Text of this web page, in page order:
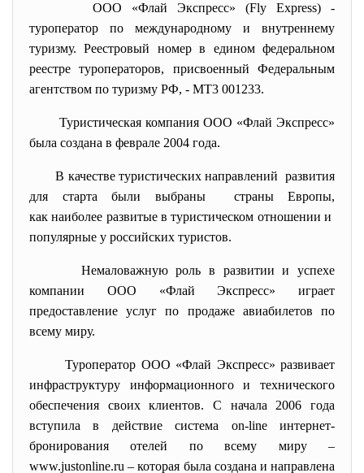
ООО «Флай Экспресс» (Fly Express) -
туроператор по международному и внутреннему
туризму. Реестровый номер в едином федеральном
реестре туроператоров, присвоенный Федеральным
агентством по туризму РФ, - МТ3 001233.
Туристическая компания ООО «Флай Экспресс»
была создана в феврале 2004 года.
В качестве туристических направлений развития
для старта были выбраны страны Европы,
как наиболее развитые в туристическом отношении и
популярные у российских туристов.
Немаловажную роль в развитии и успехе
компании ООО «Флай Экспресс» играет
предоставление услуг по продаже авиабилетов по
всему миру.
Туроператор ООО «Флай Экспресс» развивает
инфраструктуру информационного и технического
обеспечения своих клиентов. С начала 2006 года
вступила в действие система on-line интернет-
бронирования отелей по всему миру –
www.justonline.ru – которая была создана и направлена